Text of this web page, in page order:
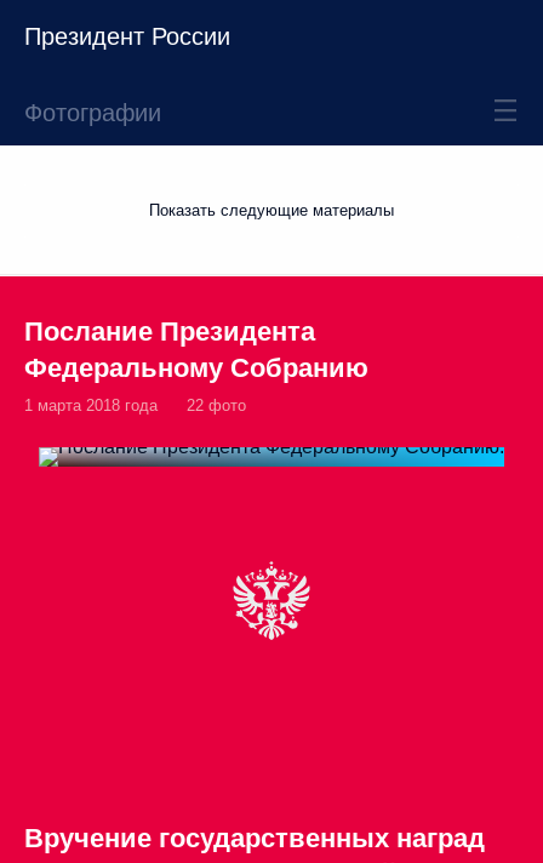
Президент России
Фотографии
Показать следующие материалы
Послание Президента
Федеральному Собранию
1 марта 2018 года 22 фото
Вручение государственных наград